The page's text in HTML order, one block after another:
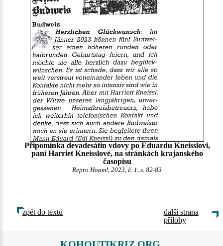
Připomínka devadesátin vdovy po Eduardu Kneisslovi,
paní Harriet Kneisslové, na stránkách krajanského
časopisu
Repro Hoam!, 2023, č. 1, s. 82-83
zpět do textů
další strana
přílohy